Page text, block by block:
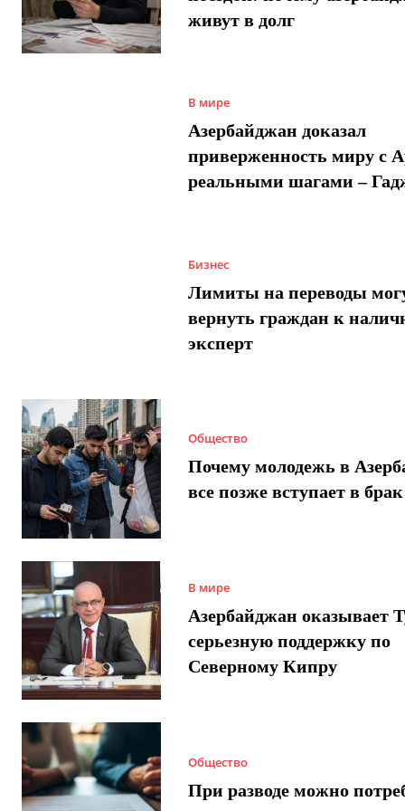
живут в долг
В мире
Азербайджан доказал
приверженность миру с
реальными шагами –
Бизнес
Лимиты на переводы
вернуть граждан к
эксперт
Общество
Почему молодежь в
все позже вступает в брак
В мире
Азербайджан оказывает
серьезную поддержку по
Северному Кипру
Общество
При разводе можно